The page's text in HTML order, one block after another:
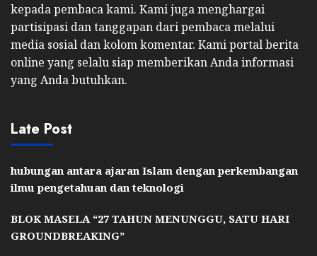
kepada pembaca kami. Kami juga menghargai
partisipasi dan tanggapan dari pembaca melalui
media sosial dan kolom komentar. Kami portal berita
online yang selalu siap memberikan Anda informasi
yang Anda butuhkan.
Late Post
hubungan antara ajaran Islam dengan perkembangan
ilmu pengetahuan dan teknologi
BLOK MASELA “27 TAHUN MENUNGGU, SATU HARI
GROUNDBREAKING”